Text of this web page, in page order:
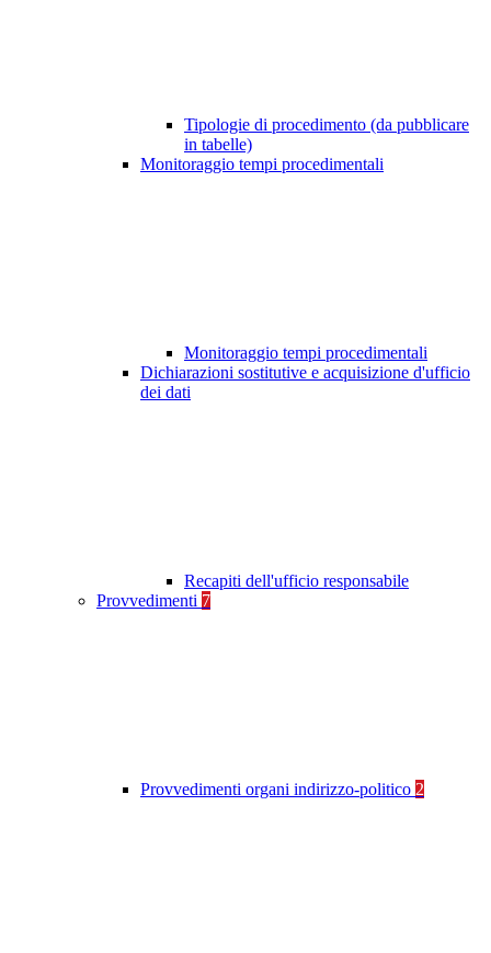
Tipologie di procedimento (da pubblicare
in tabelle)
Monitoraggio tempi procedimentali
Monitoraggio tempi procedimentali
Dichiarazioni sostitutive e acquisizione d'ufficio
dei dati
Recapiti dell'ufficio responsabile
Provvedimenti 7
Provvedimenti organi indirizzo-politico 2